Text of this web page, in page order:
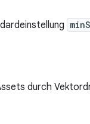
durch